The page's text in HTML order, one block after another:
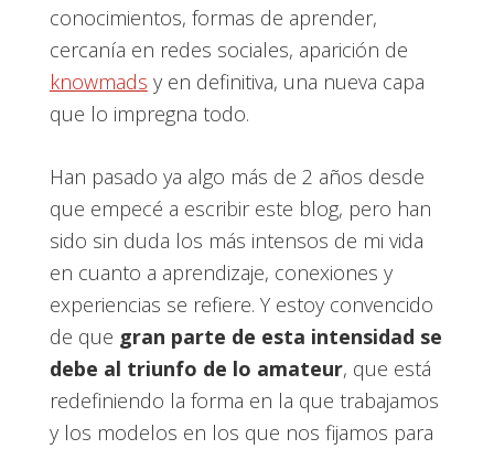
conocimientos, formas de aprender,
cercanía en redes sociales, aparición de
knowmads y en definitiva, una nueva capa
que lo impregna todo.
Han pasado ya algo más de 2 años desde
que empecé a escribir este blog, pero han
sido sin duda los más intensos de mi vida
en cuanto a aprendizaje, conexiones y
experiencias se refiere. Y estoy convencido
de que gran parte de esta intensidad se
debe al triunfo de lo amateur, que está
redefiniendo la forma en la que trabajamos
y los modelos en los que nos fijamos para